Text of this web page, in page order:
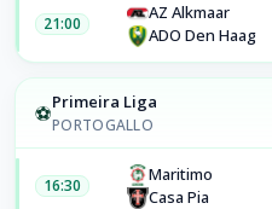
21:00
AZ Alkmaar
ADO Den Haag
⚽Primeira Liga
PORTOGALLO
16:30
Maritimo
Casa Pia